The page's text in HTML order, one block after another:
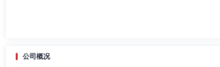
公司概况